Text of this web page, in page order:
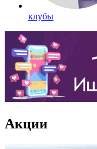
клубы
Акции